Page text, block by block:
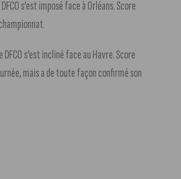
s’est imposé face à Orléans. Score
s’est incliné face au Havre. Score
mais a de toute façon confirmé son